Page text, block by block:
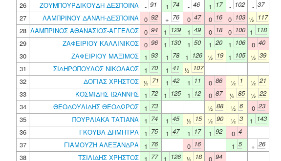
26
ΖΟΥΜΠΟΥΡΔΙΚΟΥΔΗ ΔΕΣΠΟΙΝΑ - 91 1 74 - 46 1 17 - 102 - 37
27
ΛΑΜΠΡΙΝΟΥ ΔΑΝΑΗ-ΔΕΣΠΟΙΝΑ 0 92 + 76 0 47 0 16 0 103 ½ 117
28 ΛΑΜΠΡΙΝΟΣ ΑΘΑΝΑΣΙΟΣ-ΑΓΓΕΛΟΣ 0 94 1 129 1 49 0 18 0 100 1 118
29
ΖΑΦΕΙΡΙΟΥ ΚΑΛΛΙΝΙΚΟΣ 0 96 1 130 1 50 1 20 1 106 0 40
30
ΖΑΦΕΙΡΙΟΥ ΜΑΞΙΜΟΣ 1 93 1 78 1 126 ½ 19 1 105 ½ 39
31
ΣΙΔΗΡΟΠΟΥΛΟΣ ΝΙΚΟΛΑΟΣ 1 70 1 41 ½ 107
32
ΔΟΓΙΑΣ ΧΡΗΣΤΟΣ ½ 71 1 42 1 11 0 86 ½ 1 ½ 21
33
ΚΟΣΜΙΔΗΣ ΙΩΑΝΝΗΣ 1 72 1 125 1 12 0 87 ½ 85 ½ 22
34
ΘΕΟΔΟΥΛΙΔΗΣ ΘΕΟΔΩΡΟΣ 1 73 ½ 88 ½ 6 0 23
35
ΠΟΥΡΛΙΑΚΑ ΤΑΤΙΑΝΑ 1 74 1 45 ½ 15 ½ 90 ½ 3 1 143
36
ΓΚΟΥΒΑ ΔΗΜΗΤΡΑ 1 75 1 47 1 17 1 92 0 4
37
ΓΙΑΜΟΥΖΗ ΑΛΕΞΑΝΔΡΑ 1 76 0 16 1 5 + 26
38
ΤΣΙΛΙΔΗΣ ΧΡΗΣΤΟΣ 1 77 1 126 ½ 18 0 94